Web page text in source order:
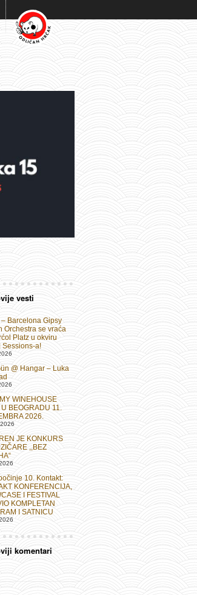
vesti
– Barcelona Gipsy
Orchestra se vraća
Platz u okviru
Sessions-a!
@ Hangar – Luka
WINEHOUSE
U BEOGRADU 11.
2026.
JE KONKURS
,,BEZ
10. Kontakt:
KONFERENCIJA,
I FESTIVAL
KOMPLETAN
I SATNICU
komentari